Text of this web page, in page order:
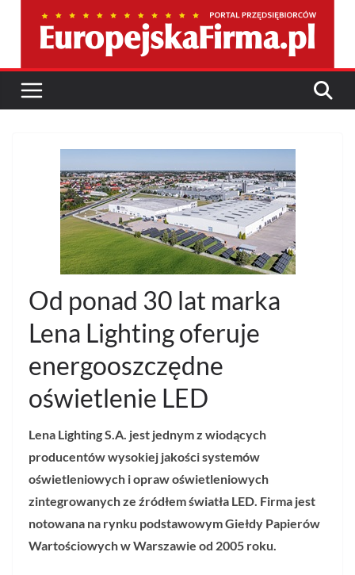
Od ponad 30 lat marka
Lena Lighting oferuje
energooszczędne
oświetlenie LED
Lena Lighting S.A. jest jednym z wiodących
producentów wysokiej jakości systemów
oświetleniowych i opraw oświetleniowych
zintegrowanych ze źródłem światła LED. Firma jest
notowana na rynku podstawowym Giełdy Papierów
Wartościowych w Warszawie od 2005 roku.